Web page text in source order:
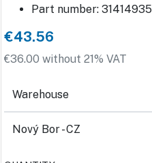
Part number: 31414935
€43.56
€36.00 without 21% VAT
Warehouse
Nový Bor - CZ